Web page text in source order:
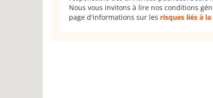
Nous vous invitons à lire nos conditions
page d'informations sur les risques liés à